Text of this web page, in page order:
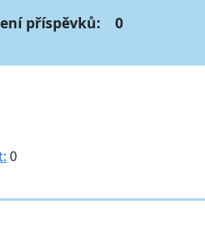
příspěvků:
0
0